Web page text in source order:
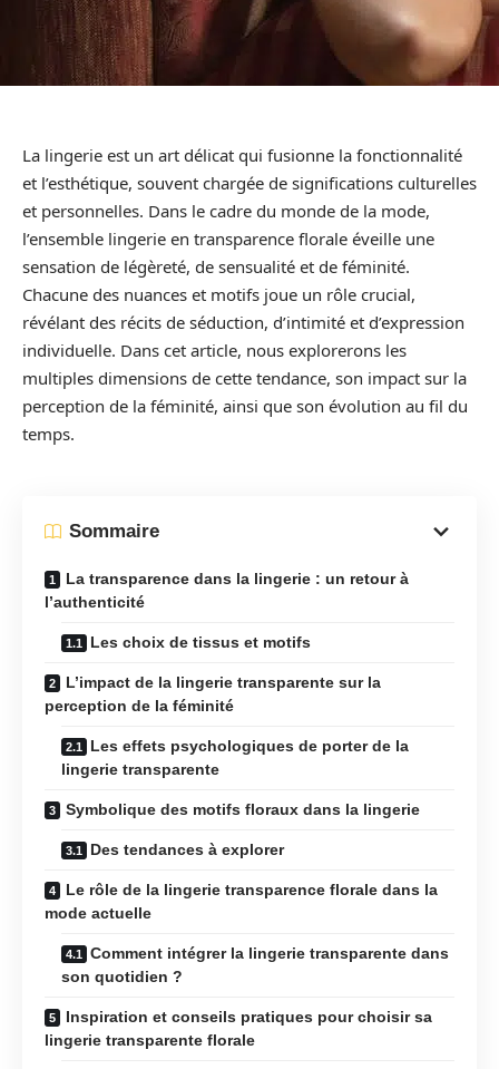
La lingerie est un art délicat qui fusionne la fonctionnalité
et l’esthétique, souvent chargée de significations culturelles
et personnelles. Dans le cadre du monde de la mode,
l’ensemble lingerie en transparence florale éveille une
sensation de légèreté, de sensualité et de féminité.
Chacune des nuances et motifs joue un rôle crucial,
révélant des récits de séduction, d’intimité et d’expression
individuelle. Dans cet article, nous explorerons les
multiples dimensions de cette tendance, son impact sur la
perception de la féminité, ainsi que son évolution au fil du
temps.
Sommaire
La transparence dans la lingerie : un retour à
l’authenticité
Les choix de tissus et motifs
L’impact de la lingerie transparente sur la
perception de la féminité
Les effets psychologiques de porter de la
lingerie transparente
Symbolique des motifs floraux dans la lingerie
Des tendances à explorer
Le rôle de la lingerie transparence florale dans la
mode actuelle
Comment intégrer la lingerie transparente dans
son quotidien ?
Inspiration et conseils pratiques pour choisir sa
lingerie transparente florale